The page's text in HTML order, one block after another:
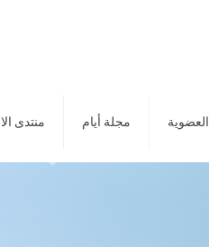
العضوية مجلة أيام منتدى